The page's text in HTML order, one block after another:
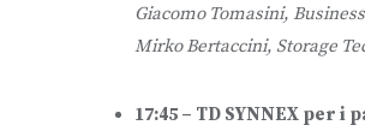
Giacomo Tomasini,
Mirko Bertaccini, Storage
17:45 – TD SYNNEX per